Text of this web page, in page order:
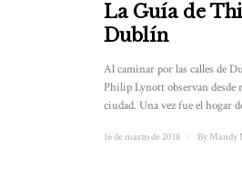
La Guía de
Dublín
Al caminar por las calles de
Philip Lynott observan desde
ciudad. Una vez fue el hogar
16 de marzo de 2018 By Mandy